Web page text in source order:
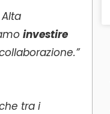
investire
tra i